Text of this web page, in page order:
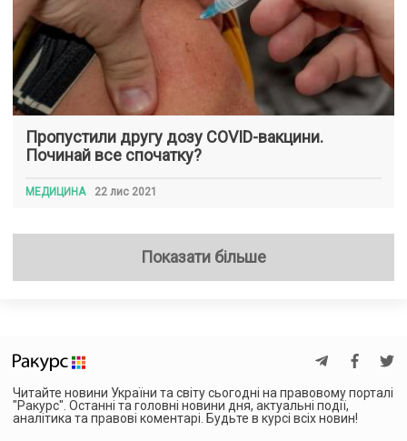
Пропустили другу дозу COVID-вакцини.
Починай все спочатку?
МЕДИЦИНА 22 лис 2021
Показати більше
Читайте новини України та світу сьогодні на правовому порталі
"Ракурс". Останні та головні новини дня, актуальні події,
аналітика та правові коментарі. Будьте в курсі всіх новин!